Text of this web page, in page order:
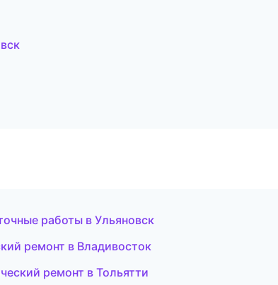
работы в Ульяновск
ремонт в Владивосток
ремонт в Тольятти